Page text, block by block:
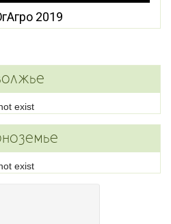
2019
exist
exist